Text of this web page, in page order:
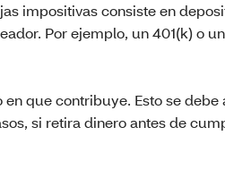
impositivas consiste en
Por ejemplo, un 401(k) o
que contribuye. Esto se debe
si retira dinero antes de